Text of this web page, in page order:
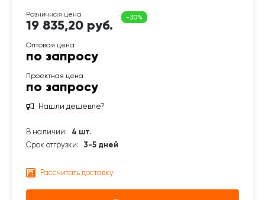
19 835,20 руб.
по запросу
по запросу
Нашли дешевле?
В наличии:
4 шт.
Срок отгрузки:
3-5 дней
Рассчитать доставку